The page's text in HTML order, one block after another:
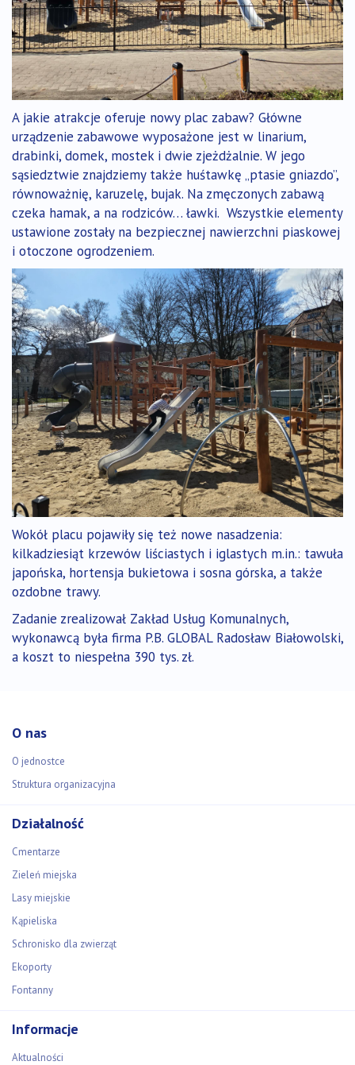
A jakie atrakcje oferuje nowy plac zabaw? Główne
urządzenie zabawowe wyposażone jest w linarium,
drabinki, domek, mostek i dwie zjeżdżalnie. W jego
sąsiedztwie znajdziemy także huśtawkę „ptasie gniazdo”,
równoważnię, karuzelę, bujak. Na zmęczonych zabawą
czeka hamak, a na rodziców… ławki. Wszystkie elementy
ustawione zostały na bezpiecznej nawierzchni piaskowej
i otoczone ogrodzeniem.
Wokół placu pojawiły się też nowe nasadzenia:
kilkadziesiąt krzewów liściastych i iglastych m.in.: tawuła
japońska, hortensja bukietowa i sosna górska, a także
ozdobne trawy.
Zadanie zrealizował Zakład Usług Komunalnych,
wykonawcą była firma P.B. GLOBAL Radosław Białowolski,
a koszt to niespełna 390 tys. zł.
O nas
O jednostce
Struktura organizacyjna
Działalność
Cmentarze
Zieleń miejska
Lasy miejskie
Kąpieliska
Schronisko dla zwierząt
Ekoporty
Fontanny
Informacje
Aktualności